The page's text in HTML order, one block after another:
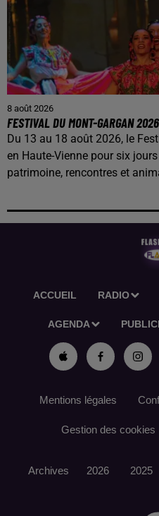
8 août 2026
FESTIVAL DU MONT-GARGAN
Du 13 au 18 août 2026, le
en Haute-Vienne pour six
patrimoine, rencontres et
ACCUEIL RADIO
AGENDA
Mentions légales
Gestion des cookies
Archives 2026 2025